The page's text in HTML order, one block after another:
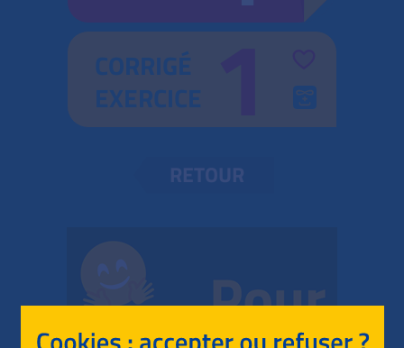
CORRIGÉ
EXERCICE 1
RETOUR